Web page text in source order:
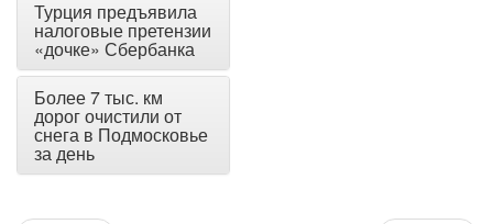
Турция предъявила
налоговые претензии
«дочке» Сбербанка
Более 7 тыс. км
дорог очистили от
снега в Подмосковье
за день